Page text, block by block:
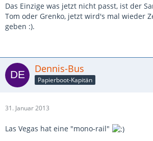
Das Einzige was jetzt nicht passt, ist der
Tom oder Grenko, jetzt wird's mal wieder
geben :).
Dennis-Bus
Papierboot-Kapitän
31. Januar 2013
Las Vegas hat eine "mono-rail"